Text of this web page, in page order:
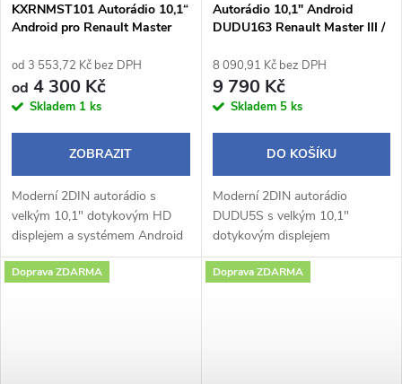
KXRNMST101 Autorádio 10,1“
Android pro Renault Master
od 3 553,72 Kč bez DPH
od 4 300 Kč
Skladem 1 ks
ZOBRAZIT
Moderní 2DIN autorádio s
velkým 10,1" dotykovým HD
displejem a systémem Android
14 přináší pohodlné a chytré
ovládání během jízdy.
Autorádio 10,1" Android
DUDU163 Renault Master III /
8 090,91 Kč bez DPH
9 790 Kč
Skladem 5 ks
DO KOŠÍKU
Moderní 2DIN autorádio
DUDU5S s velkým 10,1"
dotykovým displejem
1280×720 px a praktickým
otočným potenciometrem
Doprava ZDARMA Doprava ZDARMA